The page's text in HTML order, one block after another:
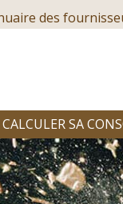
des
CALCULER SA